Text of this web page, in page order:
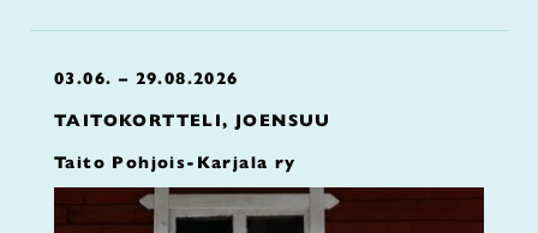
03.06. – 29.08.2026
TAITOKORTTELI, JOENSUU
Taito Pohjois-Karjala ry